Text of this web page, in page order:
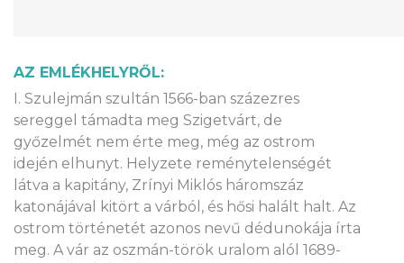
AZ EMLÉKHELYRŐL:
I. Szulejmán szultán 1566-ban százezres
sereggel támadta meg Szigetvárt, de
győzelmét nem érte meg, még az ostrom
idején elhunyt. Helyzete reménytelenségét
látva a kapitány, Zrínyi Miklós háromszáz
katonájával kitört a várból, és hősi halált halt. Az
ostrom történetét azonos nevű dédunokája írta
meg. A vár az oszmán-török uralom alól 1689-